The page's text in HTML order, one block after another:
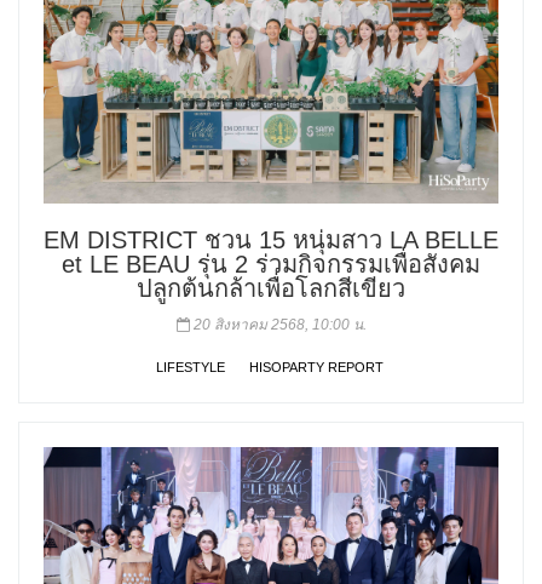
EM DISTRICT ชวน 15 หนุ่มสาว LA BELLE
et LE BEAU รุ่น 2 ร่วมกิจกรรมเพื่อสังคม
ปลูกต้นกล้าเพื่อโลกสีเขียว
20 สิงหาคม 2568, 10:00 น.
LIFESTYLE HISOPARTY REPORT